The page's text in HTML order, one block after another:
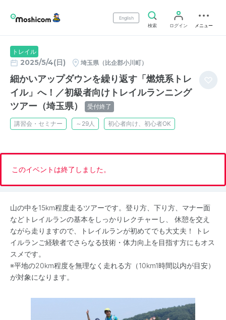
English
検索
ログイン メニュー
トレイル
2025/5/4(日) 埼玉県（比企郡小川町）
細かいアップダウンを繰り返す「燃焼系トレ
イル」へ！／初級者向けトレイルランニング
ツアー（埼玉県）
受付終了
講習会・セミナー ～29人 初心者向け、初心者OK
このイベントは終了しました。
山の中を15km程度走るツアーです。登り方、下り方、マナー面
などトレイルランの基本をしっかりレクチャーし、 休憩を交え
ながら走りますので、トレイルランが初めてでも大丈夫！ トレ
イルランご経験者でさらなる技術・体力向上を目指す方にもオス
スメです。
※平地の20km程度を無理なく走れる方（10km1時間以内が目安）
が対象になります。